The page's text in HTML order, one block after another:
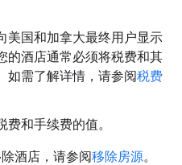
美国和加拿大最终用户显示
的酒店通常必须将税费和其
如需了解详情，请参阅税费
费和手续费的值。
酒店，请参阅移除房源。